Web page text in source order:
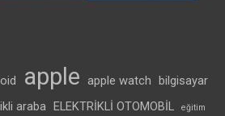
apple apple watch bilgisayar
araba ELEKTRİKLİ OTOMOBİL eğitim